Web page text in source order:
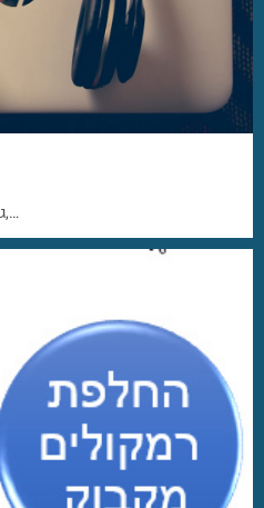
גם ציוד יקר, כמו מק של חברת אפל,…